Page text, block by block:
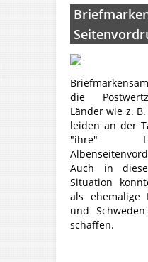
die
Länder wie z.
leiden an der
"ihre"
Auch in
Situation
als ehemalige
und
schaffen.